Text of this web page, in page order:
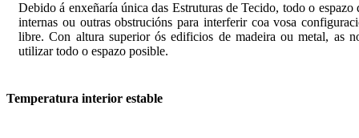
Debido á enxeñaría única das Estruturas de Tecido, todo o
internas ou outras obstrucións para interferir coa vosa
libre. Con altura superior ós edificios de madeira ou metal, as
utilizar todo o espazo posible.
Temperatura interior estable